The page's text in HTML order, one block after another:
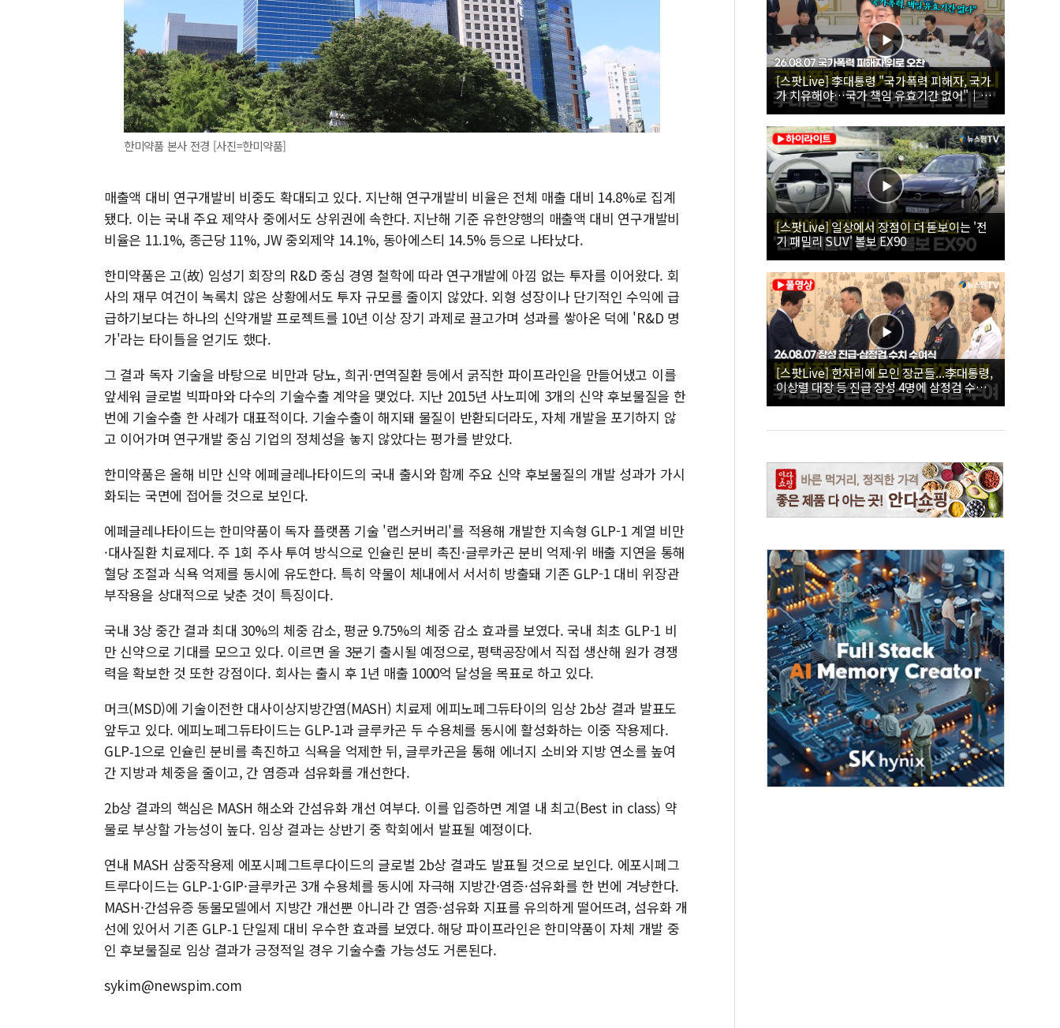
한미약품 본사 전경 [사진=한미약품]
매출액 대비 연구개발비 비중도 확대되고 있다. 지난해 연구개발비 비율은 전체 매출 대비 14.8%로 집계
됐다. 이는 국내 주요 제약사 중에서도 상위권에 속한다. 지난해 기준 유한양행의 매출액 대비 연구개발비
비율은 11.1%, 종근당 11%, JW 중외제약 14.1%, 동아에스티 14.5% 등으로 나타났다.
한미약품은 고(故) 임성기 회장의 R&D 중심 경영 철학에 따라 연구개발에 아낌 없는 투자를 이어왔다. 회
사의 재무 여건이 녹록치 않은 상황에서도 투자 규모를 줄이지 않았다. 외형 성장이나 단기적인 수익에 급
급하기보다는 하나의 신약개발 프로젝트를 10년 이상 장기 과제로 끌고가며 성과를 쌓아온 덕에 'R&D 명
가'라는 타이틀을 얻기도 했다.
그 결과 독자 기술을 바탕으로 비만과 당뇨, 희귀·면역질환 등에서 굵직한 파이프라인을 만들어냈고 이를
앞세워 글로벌 빅파마와 다수의 기술수출 계약을 맺었다. 지난 2015년 사노피에 3개의 신약 후보물질을 한
번에 기술수출 한 사례가 대표적이다. 기술수출이 해지돼 물질이 반환되더라도, 자체 개발을 포기하지 않
고 이어가며 연구개발 중심 기업의 정체성을 놓지 않았다는 평가를 받았다.
한미약품은 올해 비만 신약 에페글레나타이드의 국내 출시와 함께 주요 신약 후보물질의 개발 성과가 가시
화되는 국면에 접어들 것으로 보인다.
에페글레나타이드는 한미약품이 독자 플랫폼 기술 '랩스커버리'를 적용해 개발한 지속형 GLP-1 계열 비만
·대사질환 치료제다. 주 1회 주사 투여 방식으로 인슐린 분비 촉진·글루카곤 분비 억제·위 배출 지연을 통해
혈당 조절과 식욕 억제를 동시에 유도한다. 특히 약물이 체내에서 서서히 방출돼 기존 GLP-1 대비 위장관
부작용을 상대적으로 낮춘 것이 특징이다.
국내 3상 중간 결과 최대 30%의 체중 감소, 평균 9.75%의 체중 감소 효과를 보였다. 국내 최초 GLP-1 비
만 신약으로 기대를 모으고 있다. 이르면 올 3분기 출시될 예정으로, 평택공장에서 직접 생산해 원가 경쟁
력을 확보한 것 또한 강점이다. 회사는 출시 후 1년 매출 1000억 달성을 목표로 하고 있다.
머크(MSD)에 기술이전한 대사이상지방간염(MASH) 치료제 에피노페그듀타이의 임상 2b상 결과 발표도
앞두고 있다. 에피노페그듀타이드는 GLP‑1과 글루카곤 두 수용체를 동시에 활성화하는 이중 작용제다.
GLP‑1으로 인슐린 분비를 촉진하고 식욕을 억제한 뒤, 글루카곤을 통해 에너지 소비와 지방 연소를 높여
간 지방과 체중을 줄이고, 간 염증과 섬유화를 개선한다.
2b상 결과의 핵심은 MASH 해소와 간섬유화 개선 여부다. 이를 입증하면 계열 내 최고(Best in class) 약
물로 부상할 가능성이 높다. 임상 결과는 상반기 중 학회에서 발표될 예정이다.
연내 MASH 삼중작용제 에포시페그트루다이드의 글로벌 2b상 결과도 발표될 것으로 보인다. 에포시페그
트루다이드는 GLP‑1·GIP·글루카곤 3개 수용체를 동시에 자극해 지방간·염증·섬유화를 한 번에 겨냥한다.
MASH·간섬유증 동물모델에서 지방간 개선뿐 아니라 간 염증·섬유화 지표를 유의하게 떨어뜨려, 섬유화 개
선에 있어서 기존 GLP‑1 단일제 대비 우수한 효과를 보였다. 해당 파이프라인은 한미약품이 자체 개발 중
인 후보물질로 임상 결과가 긍정적일 경우 기술수출 가능성도 거론된다.
sykim@newspim.com
[스팟Live] 李대통령 "국가폭력 피해자, 국가
가 치유해야…국가 책임 유효기간 없어"｜
26.08.07 국가폭력 피해자 위로 오찬
[스팟Live] 일상에서 장점이 더 돋보이는 '전
기 패밀리 SUV' 볼보 EX90
[스팟Live] 한자리에 모인 장군들...李대통령,
이상렬 대장 등 진급 장성 4명에 삼정검 수치
직접 수여｜26.08.07 장성 진급·삼정검 수치